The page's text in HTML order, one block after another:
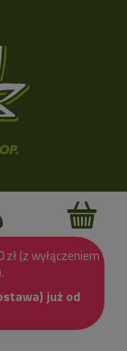
(z wyłączeniem
już od